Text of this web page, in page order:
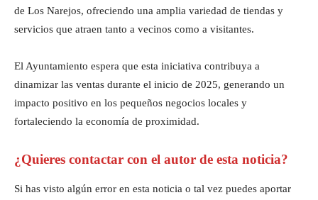
de Los Narejos, ofreciendo una amplia variedad de tiendas y
servicios que atraen tanto a vecinos como a visitantes.
El Ayuntamiento espera que esta iniciativa contribuya a
dinamizar las ventas durante el inicio de 2025, generando un
impacto positivo en los pequeños negocios locales y
fortaleciendo la economía de proximidad.
¿Quieres contactar con el autor de esta noticia?
Si has visto algún error en esta noticia o tal vez puedes aportar